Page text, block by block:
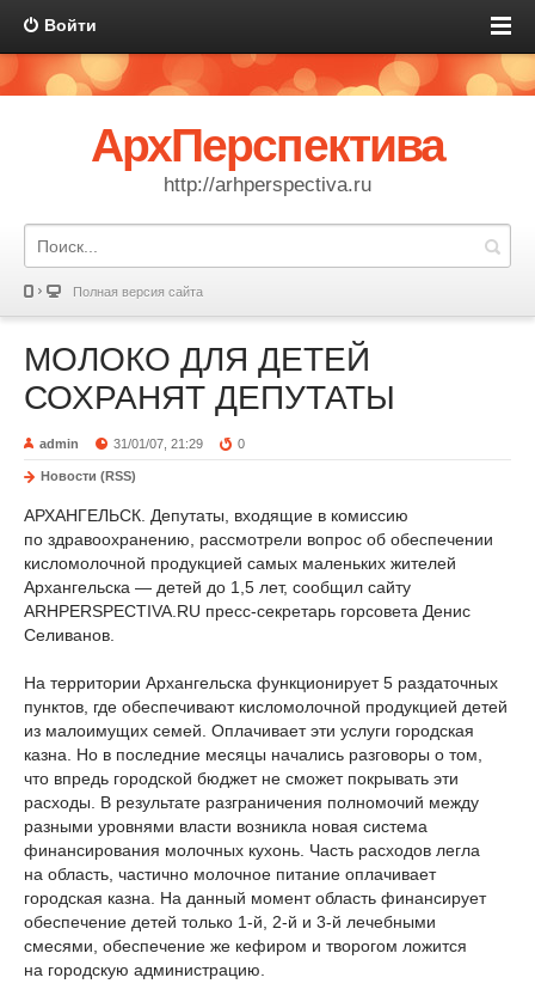
Войти
АрхПерспектива
http://arhperspectiva.ru
Полная версия сайта
МОЛОКО ДЛЯ ДЕТЕЙ
СОХРАНЯТ ДЕПУТАТЫ
admin 31/01/07, 21:29 0
Новости (RSS)
АРХАНГЕЛЬСК. Депутаты, входящие в комиссию
по здравоохранению, рассмотрели вопрос об обеспечении
кисломолочной продукцией самых маленьких жителей
Архангельска — детей до 1,5 лет, сообщил сайту
ARHPERSPECTIVA.RU пресс-секретарь горсовета Денис
Селиванов.
На территории Архангельска функционирует 5 раздаточных
пунктов, где обеспечивают кисломолочной продукцией детей
из малоимущих семей. Оплачивает эти услуги городская
казна. Но в последние месяцы начались разговоры о том,
что впредь городской бюджет не сможет покрывать эти
расходы. В результате разграничения полномочий между
разными уровнями власти возникла новая система
финансирования молочных кухонь. Часть расходов легла
на область, частично молочное питание оплачивает
городская казна. На данный момент область финансирует
обеспечение детей только 1-й, 2-й и 3-й лечебными
смесями, обеспечение же кефиром и творогом ложится
на городскую администрацию.